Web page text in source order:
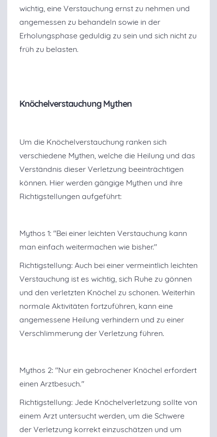
wichtig, eine Verstauchung ernst zu nehmen und
angemessen zu behandeln sowie in der
Erholungsphase geduldig zu sein und sich nicht zu
früh zu belasten.
Knöchelverstauchung Mythen
Um die Knöchelverstauchung ranken sich
verschiedene Mythen, welche die Heilung und das
Verständnis dieser Verletzung beeinträchtigen
können. Hier werden gängige Mythen und ihre
Richtigstellungen aufgeführt:
Mythos 1: "Bei einer leichten Verstauchung kann
man einfach weitermachen wie bisher."
Richtigstellung: Auch bei einer vermeintlich leichten
Verstauchung ist es wichtig, sich Ruhe zu gönnen
und den verletzten Knöchel zu schonen. Weiterhin
normale Aktivitäten fortzuführen, kann eine
angemessene Heilung verhindern und zu einer
Verschlimmerung der Verletzung führen.
Mythos 2: "Nur ein gebrochener Knöchel erfordert
einen Arztbesuch."
Richtigstellung: Jede Knöchelverletzung sollte von
einem Arzt untersucht werden, um die Schwere
der Verletzung korrekt einzuschätzen und um